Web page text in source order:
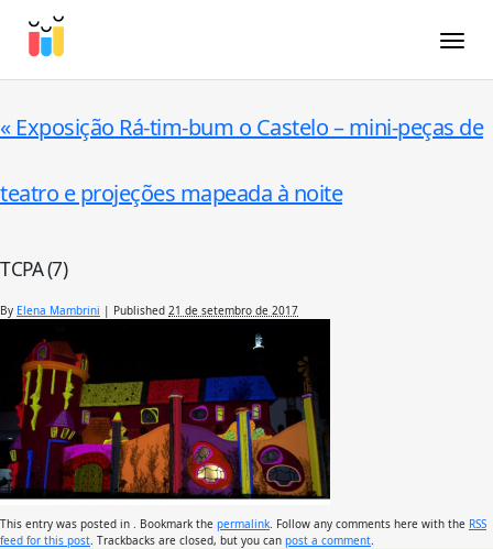
« Exposição Rá-tim-bum o Castelo – mini-peças de
teatro e projeções mapeada à noite
TCPA (7)
By Elena Mambrini | Published 21 de setembro de 2017
This entry was posted in . Bookmark the permalink . Follow any comments here with the RSS
feed for this post . Trackbacks are closed, but you can post a comment